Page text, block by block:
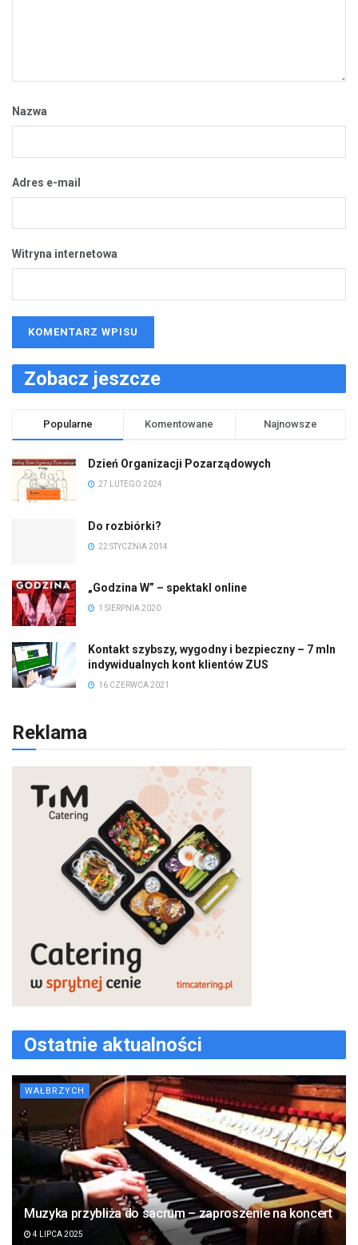
Nazwa
Adres e-mail
Witryna internetowa
Zobacz jeszcze
Popularne Komentowane Najnowsze
Dzień Organizacji Pozarządowych
27 LUTEGO 2024
Do rozbiórki?
22 STYCZNIA 2014
„Godzina W” – spektakl online
1 SIERPNIA 2020
Kontakt szybszy, wygodny i bezpieczny – 7 mln
indywidualnych kont klientów ZUS
16 CZERWCA 2021
Reklama
Ostatnie aktualności
WAŁBRZYCH
Muzyka przybliża do sacrum – zaproszenie na koncert
4 LIPCA 2025